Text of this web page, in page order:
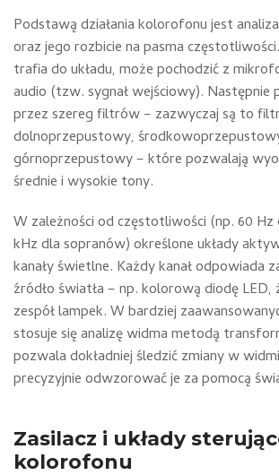
Podstawą działania kolorofonu jest
oraz jego rozbicie na pasma
trafia do układu, może pochodzić z
audio (tzw. sygnał wejściowy). Następnie
przez szereg filtrów – zazwyczaj są to
dolnoprzepustowy,
górnoprzepustowy – które pozwalają
średnie i wysokie tony.
W zależności od częstotliwości (np. 60 Hz
kHz dla sopranów) określone układy
kanały świetlne. Każdy kanał odpowiada
źródło światła – np. kolorową diodę LED,
zespół lampek. W bardziej
stosuje się analizę widma metodą
pozwala dokładniej śledzić zmiany w
precyzyjnie odwzorować je za pomocą
Zasilacz i układy
kolorofonu